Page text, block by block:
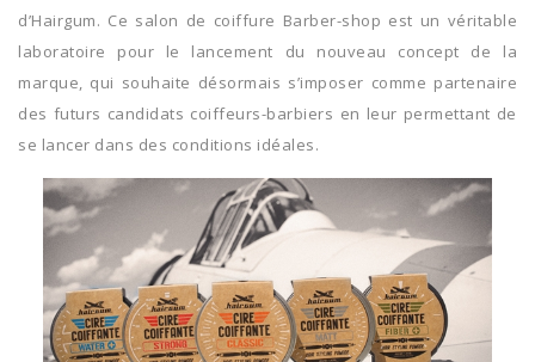
d’Hairgum. Ce salon de coiffure Barber-shop est un véritable
laboratoire pour le lancement du nouveau concept de la
marque, qui souhaite désormais s’imposer comme partenaire
des futurs candidats coiffeurs-barbiers en leur permettant de
se lancer dans des conditions idéales.